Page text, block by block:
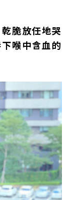
脆放任地哭
喉中含血的